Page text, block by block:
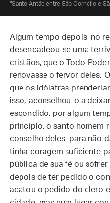
“Santo Antão entre São Cornélio e
Algum tempo depois, no
desencadeou-se uma
cristãos, que o Todo-
renovasse o fervor deles.
que os idólatras
isso, aconselhou-o a
escondido, por algum
princípio, o santo homem
conselho deles, para não
tinha coragem suficiente
pública de sua fé ou
depois de ter pedido o
acatou o pedido do clero